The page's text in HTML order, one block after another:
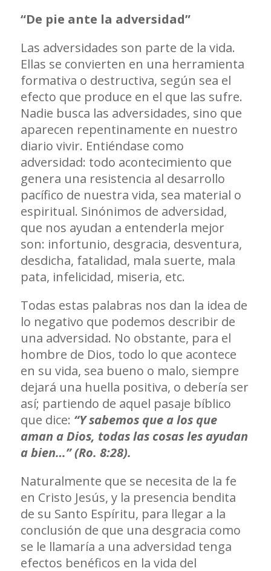
audio
“De pie ante la adversidad”
Las adversidades son parte de la vida.
Ellas se convierten en una herramienta
formativa o destructiva, según sea el
efecto que produce en el que las sufre.
Nadie busca las adversidades, sino que
aparecen repentinamente en nuestro
diario vivir. Entiéndase como
adversidad: todo acontecimiento que
genera una resistencia al desarrollo
pacífico de nuestra vida, sea material o
espiritual. Sinónimos de adversidad,
que nos ayudan a entenderla mejor
son: infortunio, desgracia, desventura,
desdicha, fatalidad, mala suerte, mala
pata, infelicidad, miseria, etc.
Todas estas palabras nos dan la idea de
lo negativo que podemos describir de
una adversidad. No obstante, para el
hombre de Dios, todo lo que acontece
en su vida, sea bueno o malo, siempre
dejará una huella positiva, o debería ser
así; partiendo de aquel pasaje bíblico
que dice: “Y sabemos que a los que
aman a Dios, todas las cosas les ayudan
a bien…” (Ro. 8:28).
Naturalmente que se necesita de la fe
en Cristo Jesús, y la presencia bendita
de su Santo Espíritu, para llegar a la
conclusión de que una desgracia como
se le llamaría a una adversidad tenga
efectos benéficos en la vida del